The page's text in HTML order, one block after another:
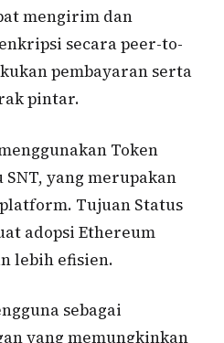
mengirim dan
secara peer-to-
pembayaran serta
pintar.
Token
yang merupakan
Tujuan Status
adopsi Ethereum
lebih efisien.
sebagai
yang memungkinkan